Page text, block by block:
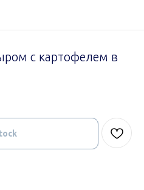
с картофелем в